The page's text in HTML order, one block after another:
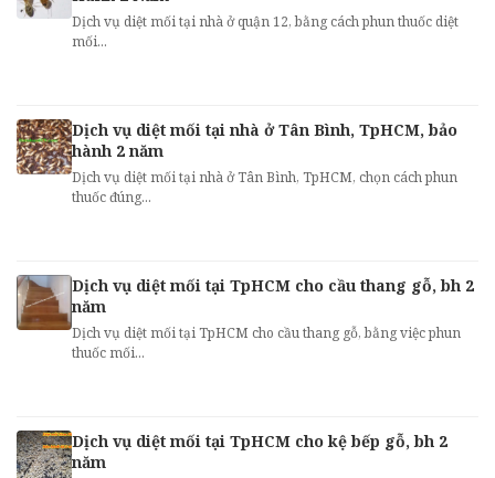
Dịch vụ diệt mối tại nhà ở quận 12, bằng cách phun thuốc diệt
mối...
Dịch vụ diệt mối tại nhà ở Tân Bình, TpHCM, bảo
hành 2 năm
Dịch vụ diệt mối tại nhà ở Tân Bình, TpHCM, chọn cách phun
thuốc đúng...
Dịch vụ diệt mối tại TpHCM cho cầu thang gỗ, bh 2
năm
Dịch vụ diệt mối tại TpHCM cho cầu thang gỗ, bằng việc phun
thuốc mối...
Dịch vụ diệt mối tại TpHCM cho kệ bếp gỗ, bh 2
năm